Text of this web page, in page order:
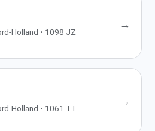
Holland • 1098 JZ
→
Holland • 1061 TT
→